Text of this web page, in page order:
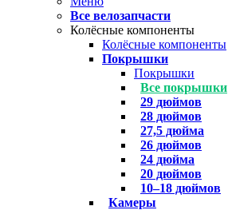
Все велозапчасти
Колёсные компоненты
Колёсные компоненты
Покрышки
Покрышки
Все покрышки
29 дюймов
28 дюймов
27,5 дюйма
26 дюймов
24 дюйма
20 дюймов
10–18 дюймов
Камеры